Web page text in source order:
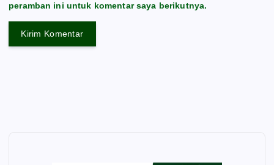
peramban ini untuk komentar saya berikutnya.